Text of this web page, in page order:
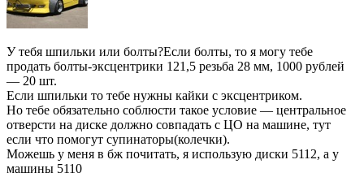
У тебя шпильки или болты?Если болты, то я могу тебе
продать болты-эксцентрики 121,5 резьба 28 мм, 1000 рублей
— 20 шт.
Если шпильки то тебе нужны кайки с эксцентриком.
Но тебе обязательно соблюсти такое условие — центральное
отверсти на диске должно совпадать с ЦО на машине, тут
если что помогут супинаторы(колечки).
Можешь у меня в бж почитать, я использую диски 5112, а у
машины 5110